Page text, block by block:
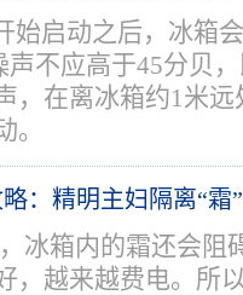
始启动之后，冰箱
声不应高于45分贝
，在离冰箱约1米
：精明主妇隔离“霜”
冰箱内的霜还会阻
，越来越费电。所